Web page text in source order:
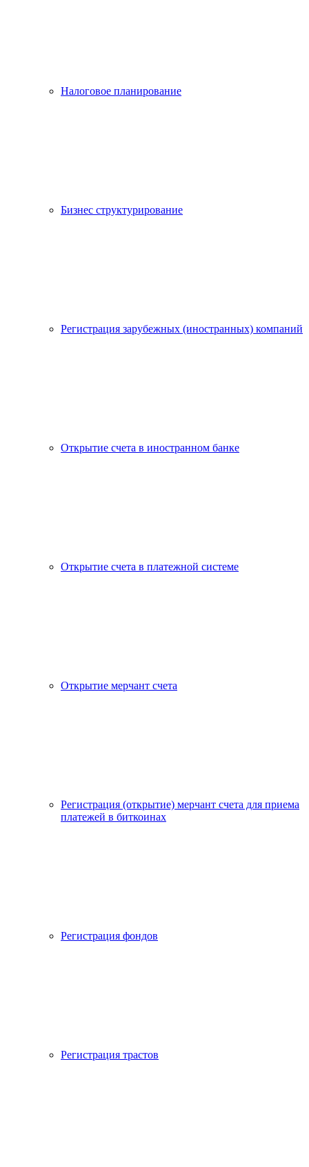
Налоговое планирование
Бизнес структурирование
Регистрация зарубежных (иностранных) компаний
Открытие счета в иностранном банке
Открытие счета в платежной системе
Открытие мерчант счета
Регистрация (открытие) мерчант счета для приема
платежей в биткоинах
Регистрация фондов
Регистрация трастов